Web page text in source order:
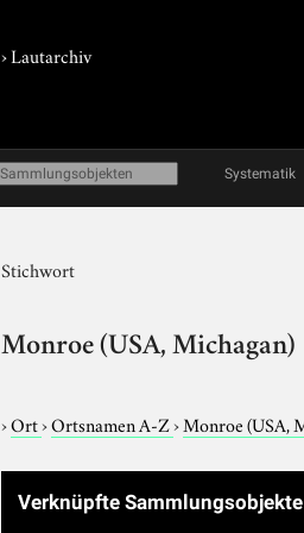
›Lautarchiv
Systematik
Stichwort
Monroe (USA, Michagan)
›Ort›Ortsnamen A-Z›Monroe (USA,
Verknüpfte Sammlungsobjekte